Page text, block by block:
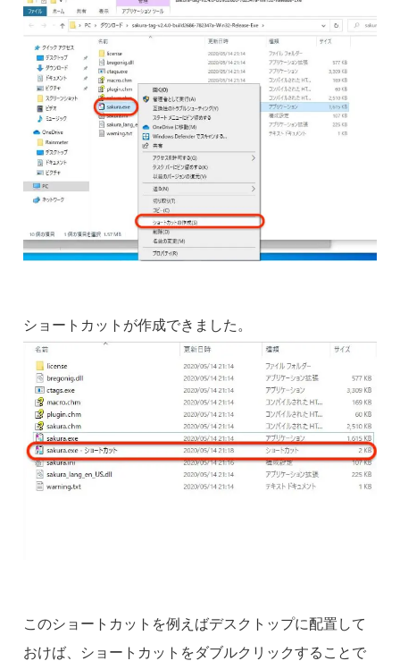
ショートカットが作成できました。
このショートカットを例えばデスクトップに配置して
おけば、ショートカットをダブルクリックすることで